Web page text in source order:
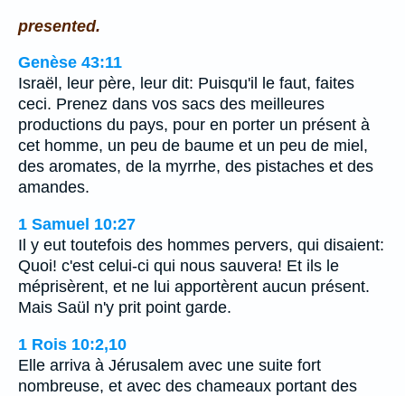
presented.
Genèse 43:11
Israël, leur père, leur dit: Puisqu'il le faut, faites
ceci. Prenez dans vos sacs des meilleures
productions du pays, pour en porter un présent à
cet homme, un peu de baume et un peu de miel,
des aromates, de la myrrhe, des pistaches et des
amandes.
1 Samuel 10:27
Il y eut toutefois des hommes pervers, qui disaient:
Quoi! c'est celui-ci qui nous sauvera! Et ils le
méprisèrent, et ne lui apportèrent aucun présent.
Mais Saül n'y prit point garde.
1 Rois 10:2,10
Elle arriva à Jérusalem avec une suite fort
nombreuse, et avec des chameaux portant des